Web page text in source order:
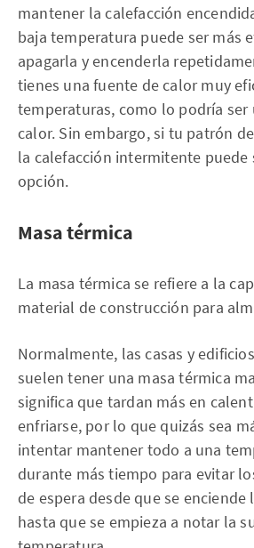
mantener la calefacción
baja temperatura puede ser más
apagarla y encenderla
tienes una fuente de calor muy
temperaturas, como lo podría ser
calor. Sin embargo, si tu patrón
la calefacción intermitente puede
opción.
Masa térmica
La masa térmica se refiere a la
material de construcción para
Normalmente, las casas y
suelen tener una masa térmica
significa que tardan más en
enfriarse, por lo que quizás sea
intentar mantener todo a una
durante más tiempo para evitar
de espera desde que se enciende
hasta que se empieza a notar la